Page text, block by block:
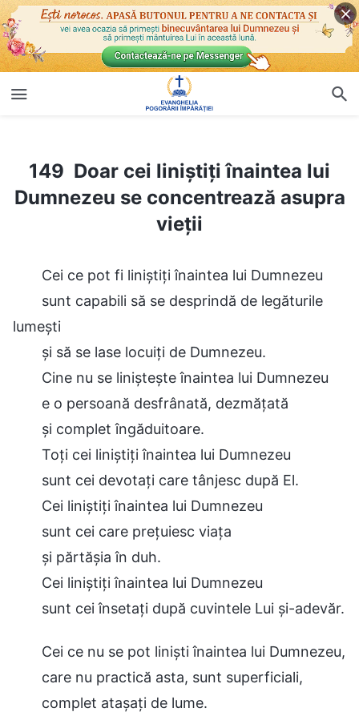
149 Doar cei liniştiţi înaintea lui
Dumnezeu se concentrează asupra
vieţii
Cei ce pot fi liniștiți înaintea lui Dumnezeu
sunt capabili să se desprindă de legăturile
lumești
și să se lase locuiți de Dumnezeu.
Cine nu se liniștește înaintea lui Dumnezeu
e o persoană desfrânată, dezmățată
și complet îngăduitoare.
Toți cei liniștiți înaintea lui Dumnezeu
sunt cei devotați care tânjesc după El.
Cei liniștiți înaintea lui Dumnezeu
sunt cei care prețuiesc viața
și părtășia în duh.
Cei liniștiți înaintea lui Dumnezeu
sunt cei însetați după cuvintele Lui și-adevăr.
Cei ce nu se pot liniști înaintea lui Dumnezeu,
care nu practică asta, sunt superficiali,
complet atașați de lume.